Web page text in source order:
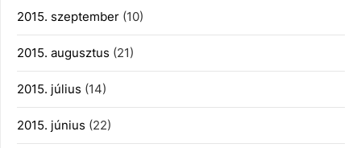
2015. szeptember (10)
2015. augusztus (21)
2015. július (14)
2015. június (22)